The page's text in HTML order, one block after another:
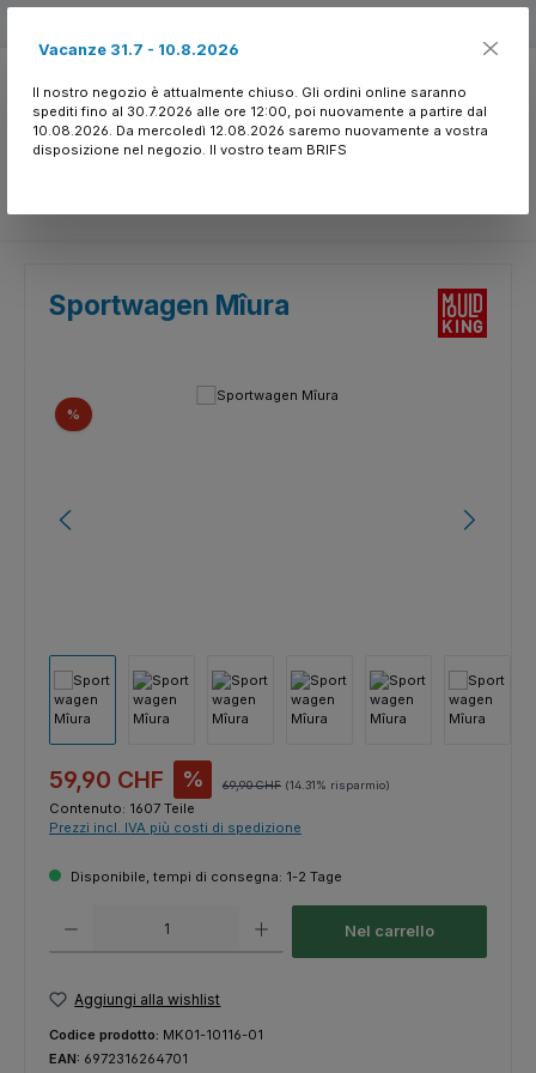
Sportwagen Mîura
Salta la galleria di immagini
% Sconto
Prezzo di vendita:
59,90 CHF % Prezzo normale:
69,90 CHF (14.31% risparmio)
Contenuto: 1607 Teile
Prezzi incl. IVA più costi di spedizione
Disponibile, tempi di consegna: 1-2 Tage
Nel carrello
Aggiungi alla wishlist
Codice prodotto: MK01-10116-01
EAN: 6972316264701
Vacanze 31.7 - 10.8.2026
Il nostro negozio è attualmente chiuso. Gli ordini online saranno
spediti fino al 30.7.2026 alle ore 12:00, poi nuovamente a partire dal
10.08.2026. Da mercoledì 12.08.2026 saremo nuovamente a vostra
disposizione nel negozio. Il vostro team BRIFS